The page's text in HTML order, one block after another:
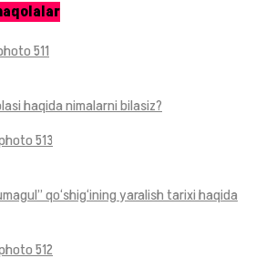
haqida nimalarni bilasiz?
qo‘shig‘ining yaralish tarixi haqida